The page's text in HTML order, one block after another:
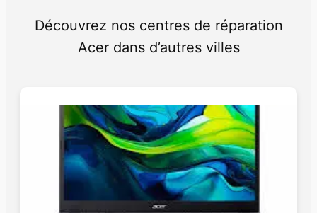
Découvrez nos centres de réparation
Acer dans d’autres villes